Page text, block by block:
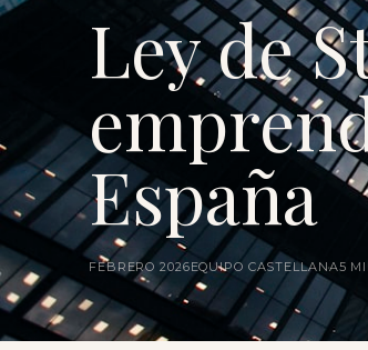
Ley de
España
FEBRERO 2026EQUIPO CASTELLANA5